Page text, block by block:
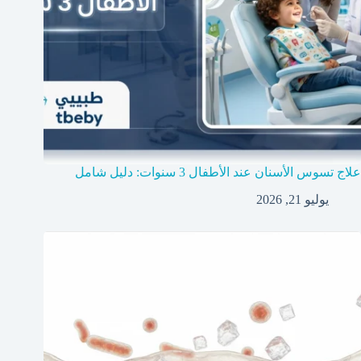
علاج تسوس الأسنان عند الأطفال 3 سنوات: دليل شامل
يوليو 21, 2026